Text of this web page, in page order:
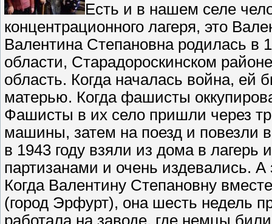
Есть и в нашем селе
концентрационного лагеря, это
Валентина Степановна родилась в
области, Старадороскинском
область. Когда началась война, ей
матерью. Когда фашисты
Фашисты в их село пришли через
машины, затем на поезд и повезли
в 1943 году взяли из дома в лагерь
партизанами и очень издевались.
Когда Валентину Степановну
(город Эрфурт), она шесть недель
работала на заводе, где немцы